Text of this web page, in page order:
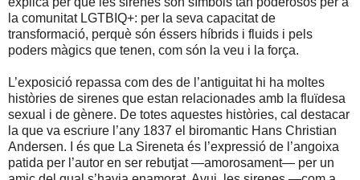
la comunitat LGTBIQ+: per la seva capacitat de
transformació, perquè són éssers híbrids i fluids i pels
poders màgics que tenen, com són la veu i la força.
L’exposició repassa com des de l’antiguitat hi ha moltes
històries de sirenes que estan relacionades amb la fluïdesa
sexual i de gènere. De totes aquestes històries, cal destacar
la que va escriure l’any 1837 el biromantic Hans Christian
Andersen. I és que La Sireneta és l’expressió de l’angoixa
patida per l’autor en ser rebutjat —amorosament— per un